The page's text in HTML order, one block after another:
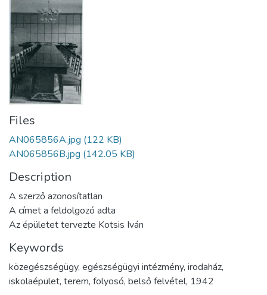
Files
AN065856A.jpg (122 KB)
AN065856B.jpg (142.05 KB)
Description
A szerző azonosítatlan
A címet a feldolgozó adta
Az épületet tervezte Kotsis Iván
Keywords
közegészségügy, egészségügyi intézmény, irodaház,
iskolaépület, terem, folyosó, belső felvétel, 1942